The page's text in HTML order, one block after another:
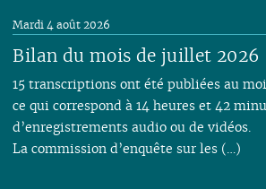
01
01
02
01
Bilan du mois de juillet 2026
Mardi 4 août 2026
15 transcriptions ont été publiées au
ce qui correspond à 14 heures et 42
d’enregistrements audio ou de vidéos.
La commission d’enquête sur les (…)